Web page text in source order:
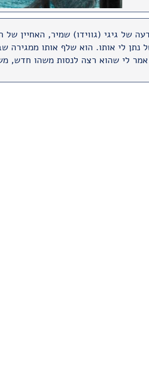
של גיגי (גווידו) שמיר, האחיין
נתן לי אותו. הוא שלף אותו ממגירה
אמר לי שהוא רצה לנסות משהו